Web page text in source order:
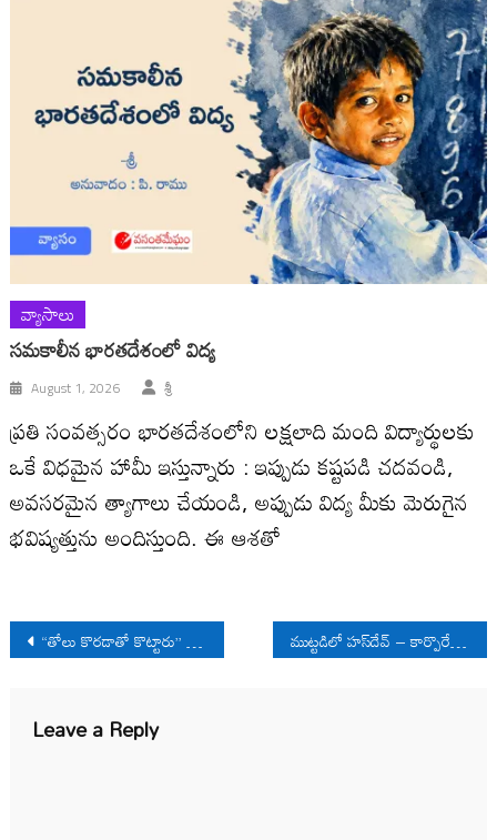
వ్యాసాలు
సమకాలీన భారతదేశంలో విద్య
August 1, 2026 శ్రీ
ప్రతి సంవత్సరం భారతదేశంలోని లక్షలాది మంది విద్యార్థులకు
ఒకే విధమైన హామీ ఇస్తున్నారు : ఇప్పుడు కష్టపడి చదవండి,
అవసరమైన త్యాగాలు చేయండి, అప్పుడు విద్య మీకు మెరుగైన
భవిష్యత్తును అందిస్తుంది. ఈ ఆశతో
Post
navigation
“తోలు కొరడాతో కొట్టారు” విద్యార్థులపై ఢిల్లీ పోలీసుల చిత్రహింస ముట్టడిలో హస్‌దేవ్ – కార్పొరేట్ల బొగ్గు తవ్వకంపై నిరసనలు
Leave a Reply